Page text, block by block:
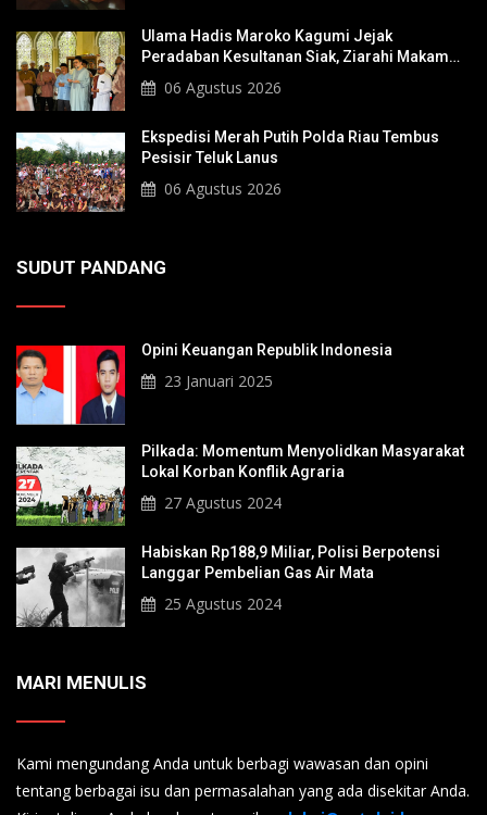
Ulama Hadis Maroko Kagumi Jejak
Peradaban Kesultanan Siak, Ziarahi Makam
Sultan Hingga Pendiri Pekanbaru
06 Agustus 2026
Ekspedisi Merah Putih Polda Riau Tembus
Pesisir Teluk Lanus
06 Agustus 2026
SUDUT PANDANG
Opini Keuangan Republik Indonesia
23 Januari 2025
Pilkada: Momentum Menyolidkan Masyarakat
Lokal Korban Konflik Agraria
27 Agustus 2024
Habiskan Rp188,9 Miliar, Polisi Berpotensi
Langgar Pembelian Gas Air Mata
25 Agustus 2024
MARI MENULIS
Kami mengundang Anda untuk berbagi wawasan dan opini
tentang berbagai isu dan permasalahan yang ada disekitar Anda.